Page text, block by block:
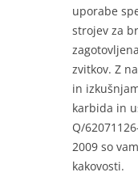
uporabe
strojev za
zvitkov. Z
in
karbida in
Q/
2009 so
kakovosti.